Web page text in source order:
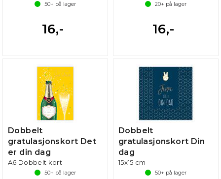
50+ på lager
16,-
20+ på lager
16,-
Dobbelt
gratulasjonskort Det
er din dag
A6 Dobbelt kort
50+ på lager
Dobbelt
gratulasjonskort Din
dag
15x15 cm
50+ på lager